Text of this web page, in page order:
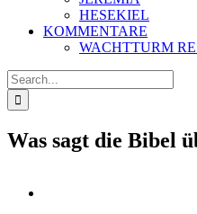
HESEKIEL
KOMMENTARE
WACHTTURM
Search
for:
Was sagt die Bibel